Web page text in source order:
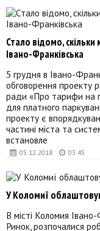
05.12.2018 03:45
Стало відомо,
Івано-Франківська
5 грудня в Івано-
обговорення проекту
ради «Про тарифи на
для платного
проекту є
частині міста та
встановле
У Коломиї
В місті Коломия
Ринок, розпочалися